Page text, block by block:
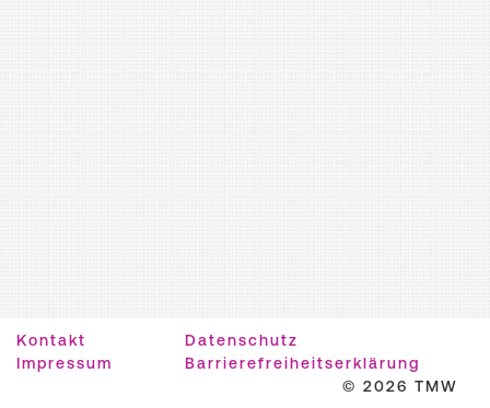
Kontakt
Datenschutz
Impressum
Barrierefreiheitserklärung
© 2026 TMW